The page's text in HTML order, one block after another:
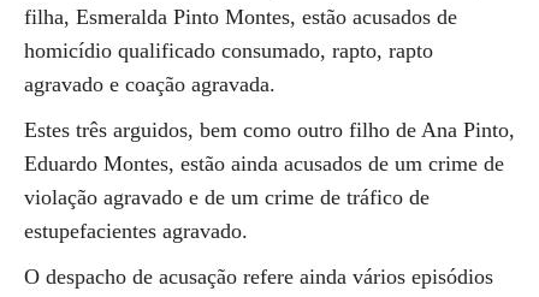
filha, Esmeralda Pinto Montes, estão acusados de
homicídio qualificado consumado, rapto, rapto
agravado e coação agravada.
Estes três arguidos, bem como outro filho de Ana Pinto,
Eduardo Montes, estão ainda acusados de um crime de
violação agravado e de um crime de tráfico de
estupefacientes agravado.
O despacho de acusação refere ainda vários episódios